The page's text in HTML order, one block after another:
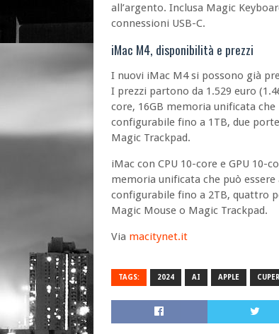
all’argento. Inclusa Magic
connessioni USB-C.
iMac M4, disponibilità e prezzi
I nuovi iMac M4 si possono già
I prezzi partono da 1.529 euro
core, 16GB memoria unificata che
configurabile fino a 1TB, due
Magic Trackpad.
iMac con CPU 10-core e GPU 10-
memoria unificata che può essere
configurabile fino a 2TB, quattro
Magic Mouse o Magic Trackpad.
Via macitynet.it
TAGS: 2024 AI APPLE